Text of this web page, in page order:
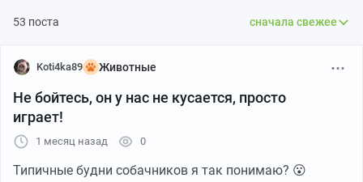
53 поста сначала свежее
Koti4ka89 Животные
Не бойтесь, он у нас не кусается, просто
играет!
1 месяц назад 0
Типичные будни собачников я так понимаю? 😮